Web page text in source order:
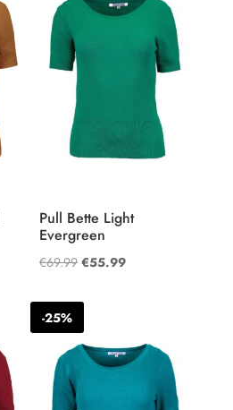
Pull Bette Light
Evergreen
€69.99 Oorspronkelijke
was:
€69.99.
€55.99Huidige
-25%